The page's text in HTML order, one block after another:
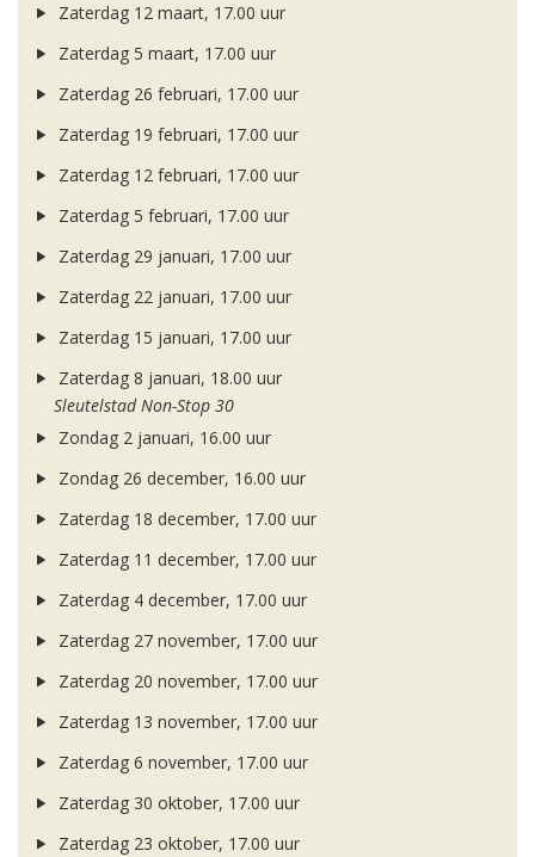
Zaterdag 12 maart, 17.00 uur
Zaterdag 5 maart, 17.00 uur
Zaterdag 26 februari, 17.00 uur
Zaterdag 19 februari, 17.00 uur
Zaterdag 12 februari, 17.00 uur
Zaterdag 5 februari, 17.00 uur
Zaterdag 29 januari, 17.00 uur
Zaterdag 22 januari, 17.00 uur
Zaterdag 15 januari, 17.00 uur
Zaterdag 8 januari, 18.00 uur
Sleutelstad Non-Stop 30
Zondag 2 januari, 16.00 uur
Zondag 26 december, 16.00 uur
Zaterdag 18 december, 17.00 uur
Zaterdag 11 december, 17.00 uur
Zaterdag 4 december, 17.00 uur
Zaterdag 27 november, 17.00 uur
Zaterdag 20 november, 17.00 uur
Zaterdag 13 november, 17.00 uur
Zaterdag 6 november, 17.00 uur
Zaterdag 30 oktober, 17.00 uur
Zaterdag 23 oktober, 17.00 uur